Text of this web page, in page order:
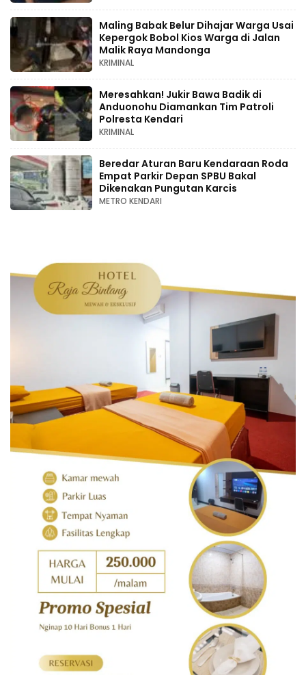
Maling Babak Belur Dihajar Warga Usai
Kepergok Bobol Kios Warga di Jalan
Malik Raya Mandonga
KRIMINAL
Meresahkan! Jukir Bawa Badik di
Anduonohu Diamankan Tim Patroli
Polresta Kendari
KRIMINAL
Beredar Aturan Baru Kendaraan Roda
Empat Parkir Depan SPBU Bakal
Dikenakan Pungutan Karcis
METRO KENDARI